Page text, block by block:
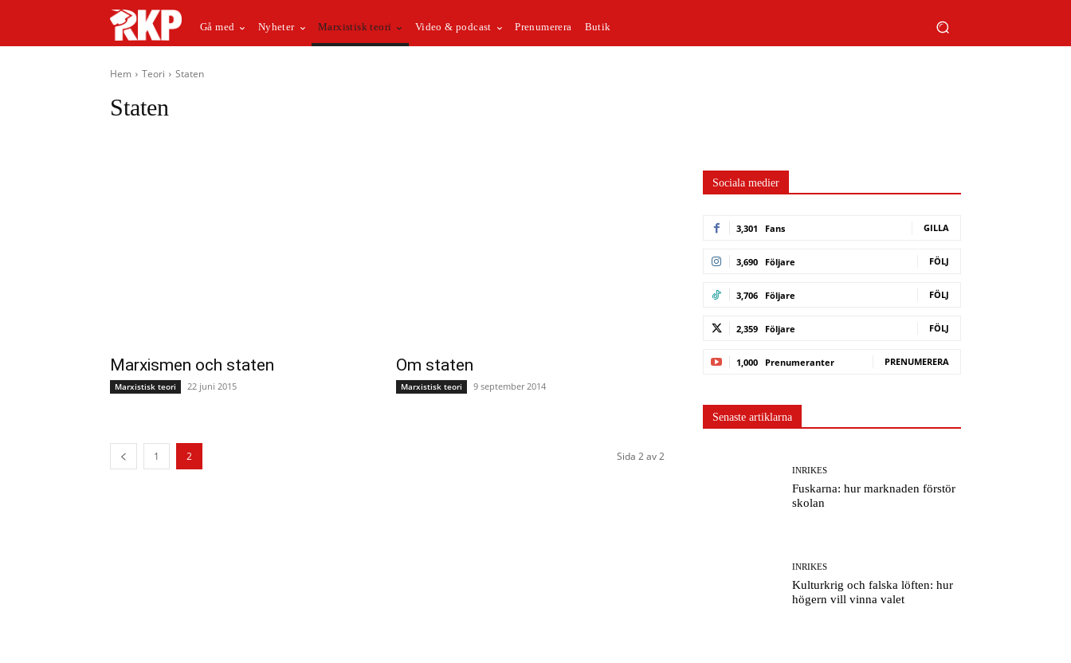
Gå med Nyheter Marxistisk teori Video & podcast Prenumerera Butik
Hem Teori Staten
Staten
Marxismen och staten
Marxistisk teori 22 juni 2015
Om staten
Marxistisk teori 9 september 2014
1 2 Sida 2 av 2
Sociala medier
3,301 Fans GILLA
3,690 Följare FÖLJ
3,706 Följare FÖLJ
2,359 Följare FÖLJ
1,000 Prenumeranter PRENUMERERA
Senaste artiklarna
INRIKES
Fuskarna: hur marknaden förstör
skolan
INRIKES
Kulturkrig och falska löften: hur
högern vill vinna valet